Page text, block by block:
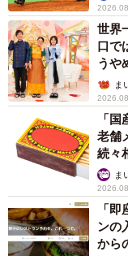
世界
口で
うや
ん】ま
「
老舗
続々
ま
「
ンの
から